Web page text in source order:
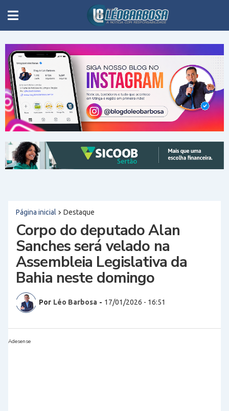
Página inicial Destaque
Corpo do deputado Alan
Sanches será velado na
Assembleia Legislativa da
Bahia neste domingo
Por Léo Barbosa - 17/01/2026 - 16:51
Adesense